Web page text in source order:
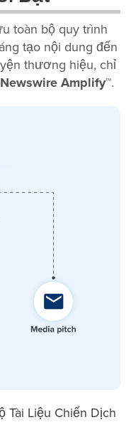
toàn bộ quy trình
tạo nội dung đến
thương hiệu, chỉ
Amplify™.
Tài Liệu Chiến Dịch